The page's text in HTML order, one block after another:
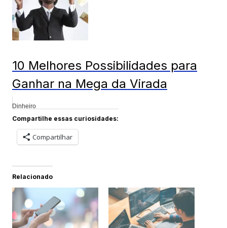
10 Melhores Possibilidades para
Ganhar na Mega da Virada
Dinheiro
Compartilhe essas curiosidades:
Compartilhar
Relacionado